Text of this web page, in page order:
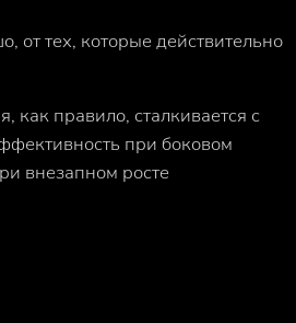
от тех, которые действительно
как правило, сталкивается с
при боковом
внезапном росте